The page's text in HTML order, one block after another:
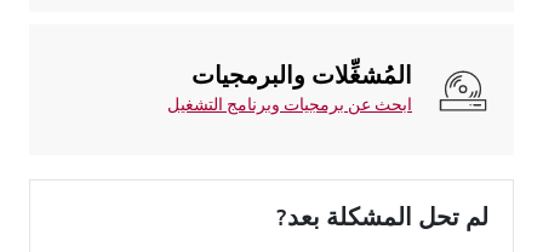
المُشغِّلات والبرمجيات
ابحث عن برمجيات وبرنامج التشغيل
لم تحل المشكلة بعد?